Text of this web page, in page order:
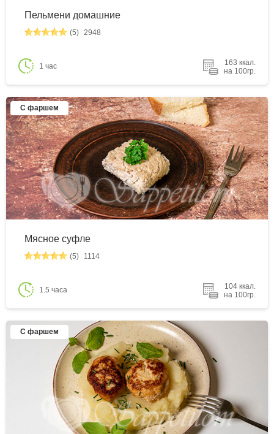
Пельмени домашние
(5) 2948
1 час
163 ккал.
на 100гр.
С фаршем
Мясное суфле
(5) 1114
1.5 часа
104 ккал.
на 100гр.
С фаршем